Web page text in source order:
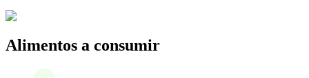
Alimentos a consumir